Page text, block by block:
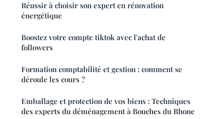
Réussir à choisir son expert en rénovation
énergétique
Boostez votre compte tiktok avec l'achat de
followers
Formation comptabilité et gestion : comment se
déroule les cours ?
Emballage et protection de vos biens : Techniques
des experts du déménagement à Bouches du Rhone